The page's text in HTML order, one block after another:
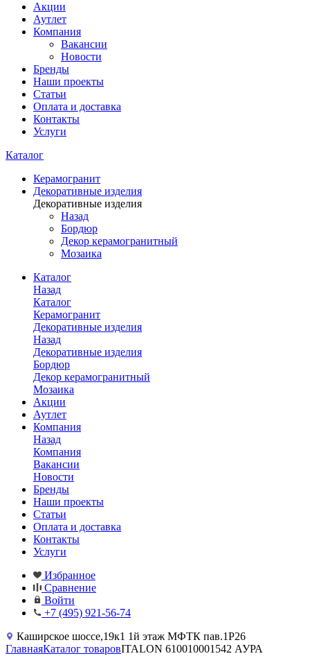
Акции
Аутлет
Компания
Вакансии
Новости
Бренды
Наши проекты
Статьи
Оплата и доставка
Контакты
Услуги
Каталог
Керамогранит
Декоративные изделия
Декоративные изделия
Назад
Бордюр
Декор керамогранитный
Мозаика
Каталог
Назад
Каталог
Керамогранит
Декоративные изделия
Назад
Декоративные изделия
Бордюр
Декор керамогранитный
Мозаика
Акции
Аутлет
Компания
Назад
Компания
Вакансии
Новости
Бренды
Наши проекты
Статьи
Оплата и доставка
Контакты
Услуги
Избранное
Сравнение
Войти
+7 (495) 921-56-74
Каширское шоссе,19к1 1й этаж МФТК пав.1Р26
ГлавнаяКаталог товаровITALON 610010001542 АУРА